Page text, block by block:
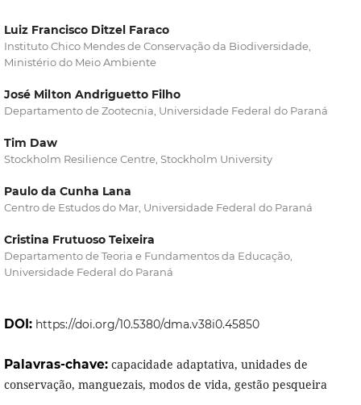
Luiz Francisco Ditzel Faraco
Instituto Chico Mendes de Conservação da Biodiversidade,
Ministério do Meio Ambiente
José Milton Andriguetto Filho
Departamento de Zootecnia, Universidade Federal do Paraná
Tim Daw
Stockholm Resilience Centre, Stockholm University
Paulo da Cunha Lana
Centro de Estudos do Mar, Universidade Federal do Paraná
Cristina Frutuoso Teixeira
Departamento de Teoria e Fundamentos da Educação,
Universidade Federal do Paraná
DOI: https://doi.org/10.5380/dma.v38i0.45850
Palavras-chave: capacidade adaptativa, unidades de
conservação, manguezais, modos de vida, gestão pesqueira